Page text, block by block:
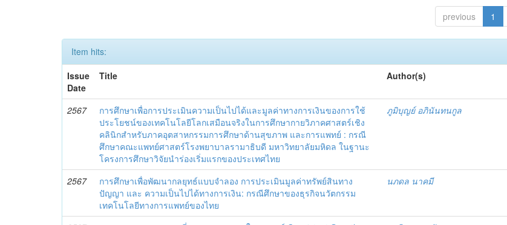
previous 1
Item hits:
Issue
Date
Title Author(s)
2567
การศึกษาเพื่อการประเมินความเป็นไปได้และมูลค่าทางการเงินของการใช้
ประโยชน์ของเทคโนโลยีโลกเสมือนจริงในการศึกษากายวิภาคศาสตร์เชิง
คลินิกสําหรับภาคอุตสาหกรรมการศึกษาด้านสุขภาพ และการแพทย์ : กรณี
ศึกษาคณะแพทย์ศาสตร์โรงพยาบาลรามาธิบดี มหาวิทยาลัยมหิดล ในฐานะ
โครงการศึกษาวิจัยนําร่องเริ่มแรกของประเทศไทย
ภูมิบุญย์ อภินันทนกูล
2567
การศึกษาเพื่อพัฒนากลยุทธ์แบบจำลอง การประเมินมูลค่าทรัพย์สินทาง
ปัญญา และ ความเป็นไปได้ทางการเงิน: กรณีศึกษาของธุรกิจนวัตกรรม
เทคโนโลยีทางการแพทย์ของไทย
นภดล นาคมี